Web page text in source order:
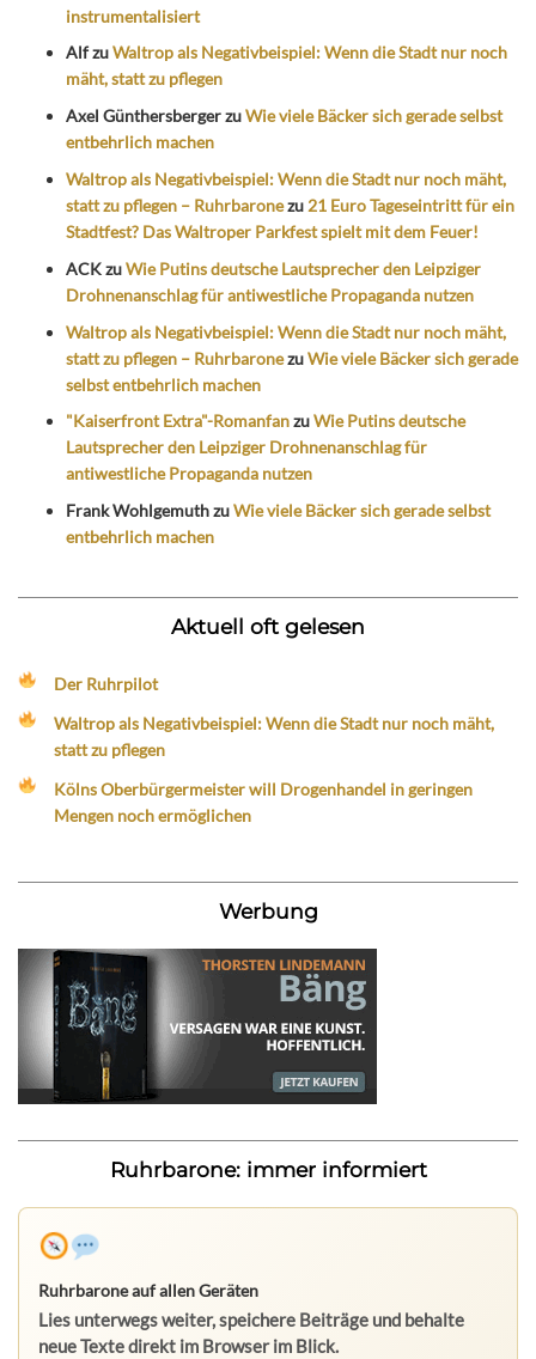
instrumentalisiert
AlfzuWaltrop als Negativbeispiel: Wenn die Stadt nur noch
mäht, statt zu pflegen
Axel GünthersbergerzuWie viele Bäcker sich gerade selbst
entbehrlich machen
Waltrop als Negativbeispiel: Wenn die Stadt nur noch mäht,
statt zu pflegen – Ruhrbaronezu 21 Euro Tageseintritt für ein
Stadtfest? Das Waltroper Parkfest spielt mit dem Feuer!
ACKzuWie Putins deutsche Lautsprecher den Leipziger
Drohnenanschlag für antiwestliche Propaganda nutzen
Waltrop als Negativbeispiel: Wenn die Stadt nur noch mäht,
statt zu pflegen – RuhrbaronezuWie viele Bäcker sich gerade
selbst entbehrlich machen
"Kaiserfront Extra"-RomanfanzuWie Putins deutsche
Lautsprecher den Leipziger Drohnenanschlag für
antiwestliche Propaganda nutzen
Frank WohlgemuthzuWie viele Bäcker sich gerade selbst
entbehrlich machen
Aktuell oft gelesen
Der Ruhrpilot
Waltrop als Negativbeispiel: Wenn die Stadt nur noch mäht,
statt zu pflegen
Kölns Oberbürgermeister will Drogenhandel in geringen
Mengen noch ermöglichen
Werbung
Ruhrbarone: immer informiert
Ruhrbarone auf allen Geräten
Lies unterwegs weiter, speichere Beiträge und behalte
neue Texte direkt im Browser im Blick.